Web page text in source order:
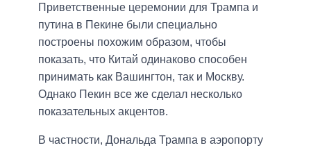
Приветственные церемонии для Трампа и
путина в Пекине были специально
построены похожим образом, чтобы
показать, что Китай одинаково способен
принимать как Вашингтон, так и Москву.
Однако Пекин все же сделал несколько
показательных акцентов.
В частности, Дональда Трампа в аэропорту